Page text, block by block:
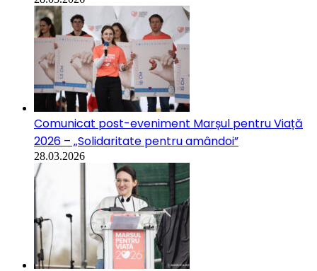
Comunicat post-eveniment Marșul pentru Viață
2026 – „Solidaritate pentru amândoi”
28.03.2026